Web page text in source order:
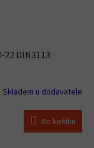
22 DIN3113
Skladem u dodavatele
Do košíku